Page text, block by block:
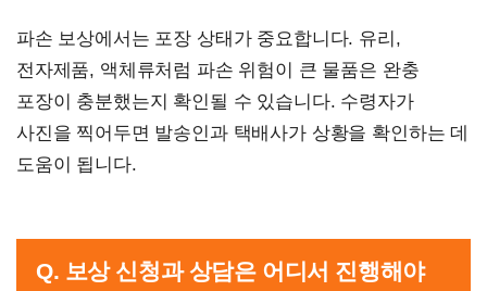
파손 보상에서는 포장 상태가 중요합니다. 유리,
전자제품, 액체류처럼 파손 위험이 큰 물품은 완충
포장이 충분했는지 확인될 수 있습니다. 수령자가
사진을 찍어두면 발송인과 택배사가 상황을 확인하는 데
도움이 됩니다.
Q. 보상 신청과 상담은 어디서 진행해야